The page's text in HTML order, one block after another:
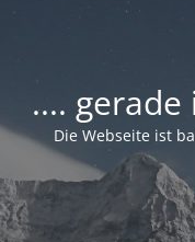
....
Die Webseite ist